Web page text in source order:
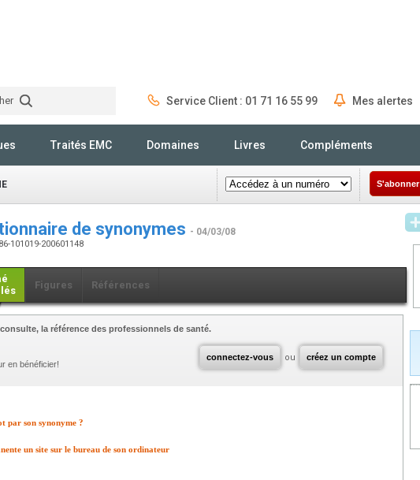
Service Client : 01 71 16 55 99 Mes alertes
Traités EMC Domaines Livres Compléments
S'abonner
de synonymes - 04/03/08
101019-200601148
Figures Références
connectez-vous ou créez un compte
la référence des professionnels de santé.
en bénéficier!
par son synonyme ?
un site sur le bureau de son ordinateur